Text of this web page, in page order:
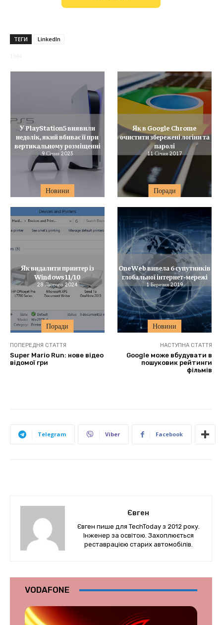
ТЕГИ LinkedIn
Новини
У PlayStation5 виявили
недолік, який вбиває її при
вертикальному розміщенні
9 Січня 2023
Поради
Як в Google Chrome
очистити збережені логіни та
паролі
11 Січня 2017
Поради
Як видалити принтер із
Windows 11/10
28 Лютого 2024
Новини
OneWeb вивела 6 супутників
глобальної інтернет-мережі
1 Березня 2019
ПОПЕРЕДНЯ СТАТТЯ
Super Mario Run: нове відео
відомої гри
НАСТУПНА СТАТТЯ
Google може вбудувати в
пошуковик рейтинги
фільмів
Telegram Viber Facebook
Євген
Євген пише для TechToday з 2012 року.
Інженер за освітою. Захоплюється
реставрацією старих автомобілів.
VODAFONE